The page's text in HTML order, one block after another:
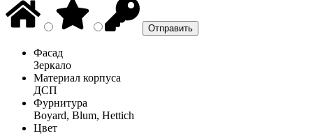
Фасад
Зеркало
Материал корпуса
ДСП
Фурнитура
Boyard, Blum, Hettich
Цвет